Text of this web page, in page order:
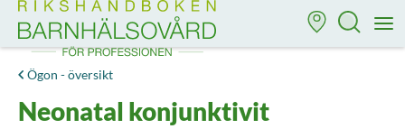
Till startsidan för Rikshandboken i barnhälsovård
Ögon - översikt
Neonatal konjunktivit